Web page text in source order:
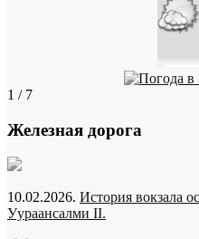
1 / 7
Железная дорога
10.02.2026. История вокзала
Уураансалми II.